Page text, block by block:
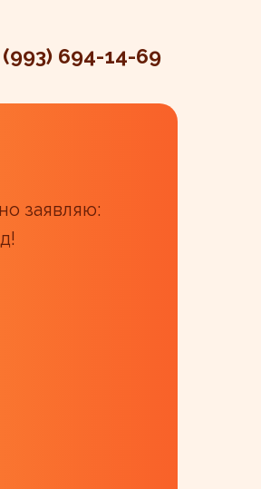
(993) 694-14-69
заявляю: